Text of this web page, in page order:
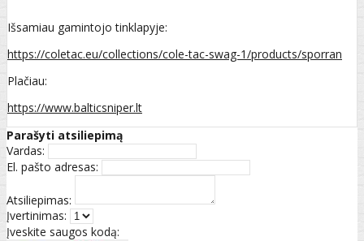
Išsamiau gamintojo tinklapyje:
https://coletac.eu/collections/cole-tac-swag-1/products/sporran
Plačiau:
https://www.balticsniper.lt
Parašyti atsiliepimą
Vardas:
El. pašto adresas:
Atsiliepimas:
Įvertinimas:
Įveskite saugos kodą: